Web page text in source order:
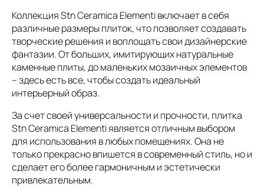
Коллекция Stn Ceramica Elementi включает в себя
различные размеры плиток, что позволяет создавать
творческие решения и воплощать свои дизайнерские
фантазии. От больших, имитирующих натуральные
каменные плиты, до маленьких мозаичных элементов
– здесь есть все, чтобы создать идеальный
интерьерный образ.
За счет своей универсальности и прочности, плитка
Stn Ceramica Elementi является отличным выбором
для использования в любых помещениях. Она не
только прекрасно впишется в современный стиль, но и
сделает его более гармоничным и эстетически
привлекательным.